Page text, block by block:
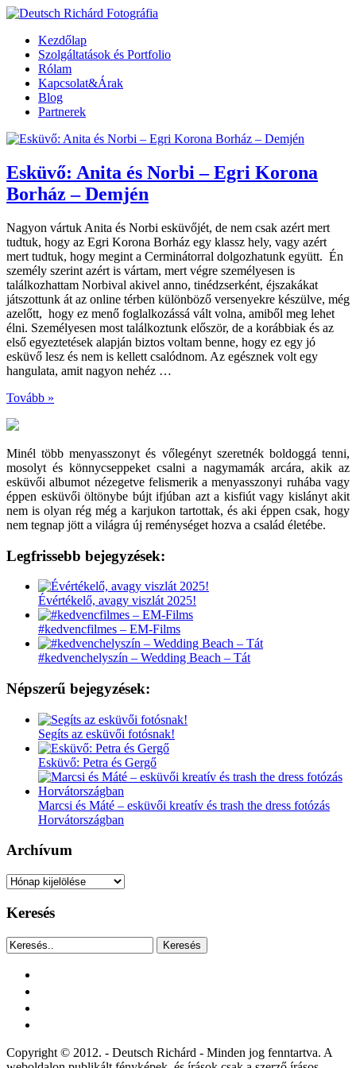
Kezdőlap
Szolgáltatások és Portfolio
Rólam
Kapcsolat&Árak
Blog
Partnerek
Esküvő: Anita és Norbi – Egri Korona
Borház – Demjén
Nagyon vártuk Anita és Norbi esküvőjét, de nem csak azért mert
tudtuk, hogy az Egri Korona Borház egy klassz hely, vagy azért
mert tudtuk, hogy megint a Cerminátorral dolgozhatunk együtt. Én
személy szerint azért is vártam, mert végre személyesen is
találkozhattam Norbival akivel anno, tinédzserként, éjszakákat
játszottunk át az online térben különböző versenyekre készülve, még
azelőtt, hogy ez menő foglalkozássá vált volna, amiből meg lehet
élni. Személyesen most találkoztunk először, de a korábbiak és az
első egyeztetések alapján biztos voltam benne, hogy ez egy jó
esküvő lesz és nem is kellett csalódnom. Az egésznek volt egy
hangulata, amit nagyon nehéz …
Tovább »
Minél több menyasszonyt és vőlegényt szeretnék boldoggá tenni,
mosolyt és könnycseppeket csalni a nagymamák arcára, akik az
esküvői albumot nézegetve felismerik a menyasszonyi ruhába vagy
éppen esküvői öltönybe bújt ifjúban azt a kisfiút vagy kislányt akit
nem is olyan rég még a karjukon tartottak, és aki éppen csak, hogy
nem tegnap jött a világra új reménységet hozva a család életébe.
Legfrissebb bejegyzések:
Évértékelő, avagy viszlát 2025!
#kedvencfilmes – EM-Films
#kedvenchelyszín – Wedding Beach – Tát
Népszerű bejegyzések:
Segíts az esküvői fotósnak!
Esküvő: Petra és Gergő
Marcsi és Máté – esküvői kreatív és trash the dress fotózás
Horvátországban
Archívum
Archívum
Keresés
Keresés
Copyright © 2012. - Deutsch Richárd - Minden jog fenntartva. A